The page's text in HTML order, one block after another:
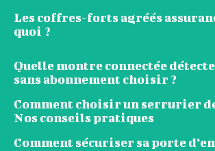
Les coffres-forts agréés
quoi ?
Quelle montre connectée
sans abonnement choisir ?
Comment choisir un serrurier
Nos conseils pratiques
Comment sécuriser sa porte